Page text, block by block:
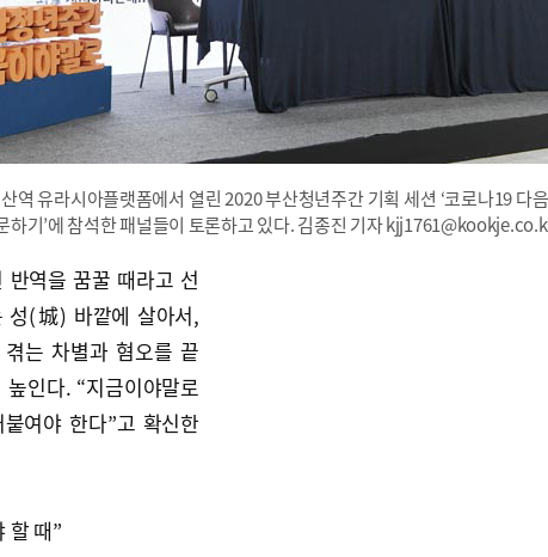
역 유라시아플랫폼에서 열린 2020 부산청년주간 기획 세션 ‘코로나19 다
하기’에 참석한 패널들이 토론하고 있다. 김종진 기자
역을 꿈꿀 때라고 선
성(城) 바깥에 살아서,
는 차별과 혐오를 끝
인다. “지금이야말로
여야 한다”고 확신한
할 때”